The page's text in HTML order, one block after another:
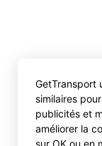
GetTransport
similaires
publicités et
améliorer la
sur OK ou en